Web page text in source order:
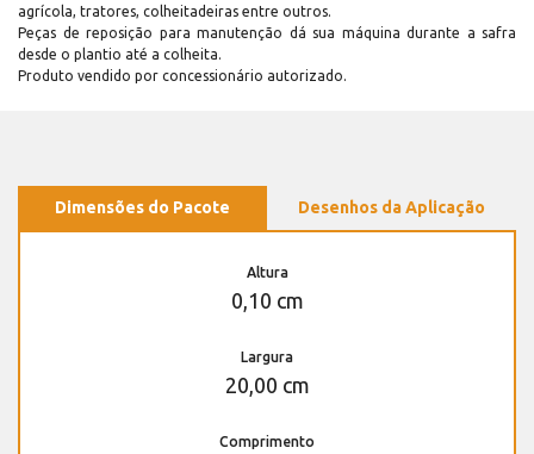
agrícola, tratores, colheitadeiras entre outros.
Peças de reposição para manutenção dá sua máquina durante a safra
desde o plantio até a colheita.
Produto vendido por concessionário autorizado.
Dimensões do Pacote Desenhos da Aplicação
Altura
0,10 cm
Largura
20,00 cm
Comprimento